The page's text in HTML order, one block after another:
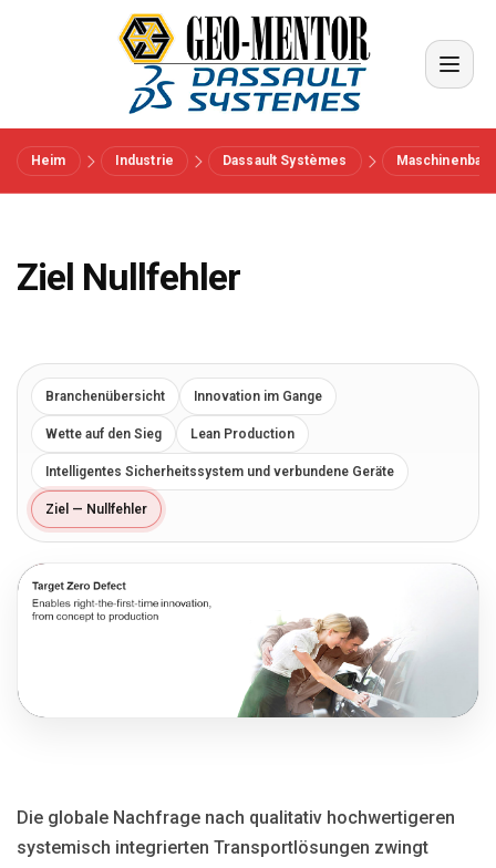
Menü
Vendors
Branchen
Über uns
Blog
Язык
EN UA RU
Heim Industrie Dassault Systèmes
Ziel Nullfehler
Branchenübersicht Innovation im Gange
Wette auf den Sieg Lean Production
Intelligentes Sicherheitssystem und verbundene Geräte
Ziel — Nullfehler
Die globale Nachfrage nach qualitativ hochwertigeren
systemisch integrierten Transportlösungen zwingt